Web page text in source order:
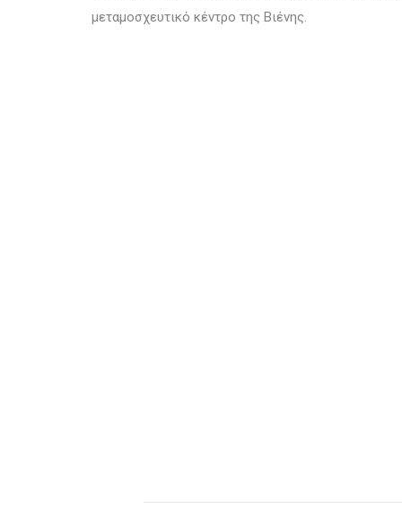
μεταμοσχευτικό κέντρο της Βιένης.